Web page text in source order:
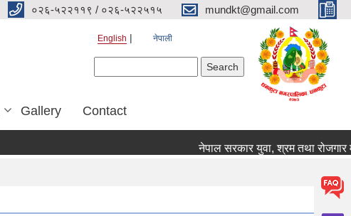
०२६-५२२११९ / ०२६-५२२५१५ mundkt@gmail.com
English नेपाली
Gallery Contact
नेपाल सरकार युवा, श्रम तथा रोजगार